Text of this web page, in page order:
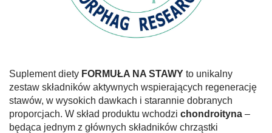
Suplement diety FORMUŁA NA STAWY to unikalny
zestaw składników aktywnych wspierających regenerację
stawów, w wysokich dawkach i starannie dobranych
proporcjach. W skład produktu wchodzi chondroityna –
będąca jednym z głównych składników chrząstki